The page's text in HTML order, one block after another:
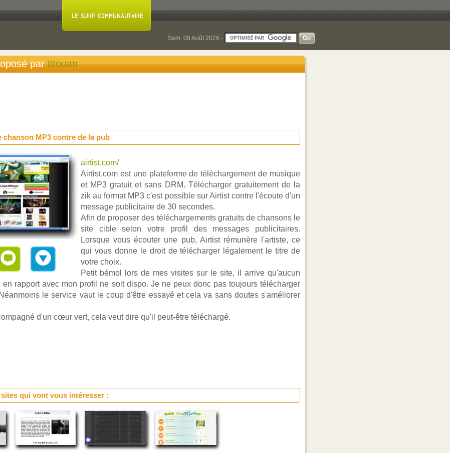
Sam. 08 Août 2026 -
partitouan
chanson MP3 contre de la pub
airtist.com/
Airtist.com est une plateforme de téléchargement de musique
et MP3 gratuit et sans DRM. Télécharger gratuitement de la
zik au format MP3 c'est possible sur Airtist contre l'écoute d'un
message publicitaire de 30 secondes.
Afin de proposer des téléchargements gratuits de chansons le
site cible selon votre profil des messages publicitaires.
Lorsque vous écouter une pub, Airtist rémunère l'artiste, ce
qui vous donne le droit de télécharger légalement le titre de
votre choix.
Petit bémol lors de mes visites sur le site, il arrive qu'aucun
en rapport avec mon profil ne soit dispo. Je ne peux donc pas toujours télécharger
le service vaut le coup d'être essayé et cela va sans doutes s'améliorer
d'un cœur vert, cela veut dire qu'il peut-être téléchargé.
qui vont vous intéresser :